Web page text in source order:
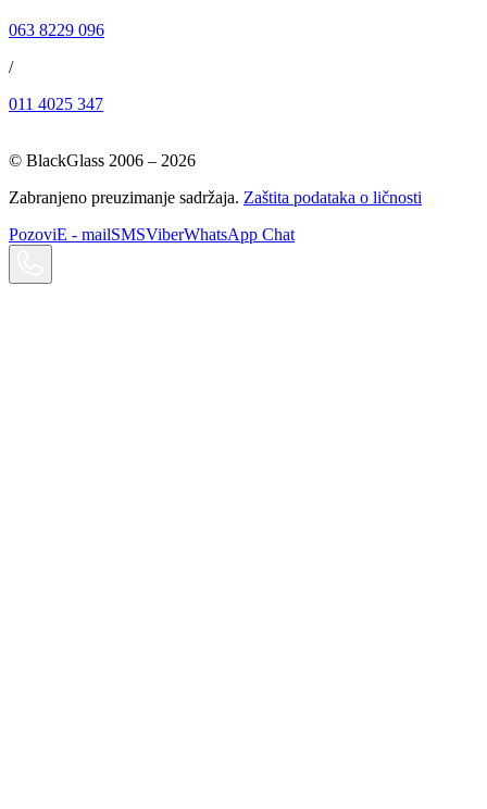
063 8229 096
/
011 4025 347
© BlackGlass 2006 – 2026
Zabranjeno preuzimanje sadržaja. Zaštita podataka o ličnosti
PozoviE - mailSMSViberWhatsApp Chat